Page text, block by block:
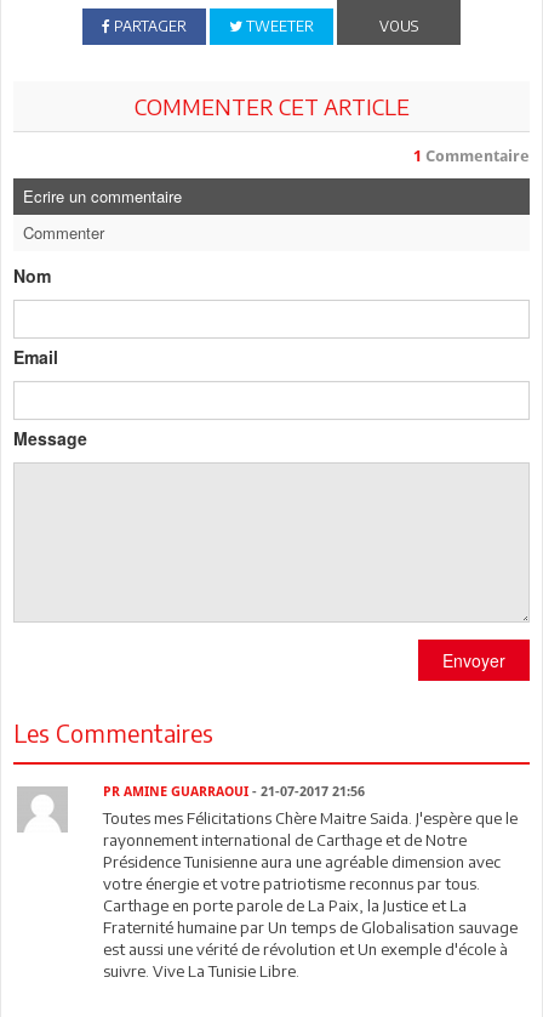
PARTAGER TWEETER
VOUS
COMMENTER CET ARTICLE
1 Commentaire
Ecrire un commentaire
Commenter
Nom
Email
Message
Envoyer
Les Commentaires
PR AMINE GUARRAOUI - 21-07-2017 21:56
Toutes mes Félicitations Chère Maitre Saida. J'espère que le
rayonnement international de Carthage et de Notre
Présidence Tunisienne aura une agréable dimension avec
votre énergie et votre patriotisme reconnus par tous.
Carthage en porte parole de La Paix, la Justice et La
Fraternité humaine par Un temps de Globalisation sauvage
est aussi une vérité de révolution et Un exemple d'école à
suivre. Vive La Tunisie Libre.